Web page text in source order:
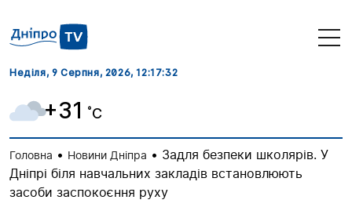
Неділя, 9 Серпня, 2026, 12:17:33
+31 ˚C
Головна • Новини Дніпра • Задля безпеки школярів. У
Дніпрі біля навчальних закладів встановлюють
засоби заспокоєння руху